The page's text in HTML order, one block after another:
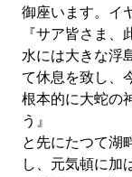
御座います。イ
『サア皆さま
水には大きな浮
て休息を致し、
根本的に大蛇の
う』
と先にたつて湖
し、元気頓に加